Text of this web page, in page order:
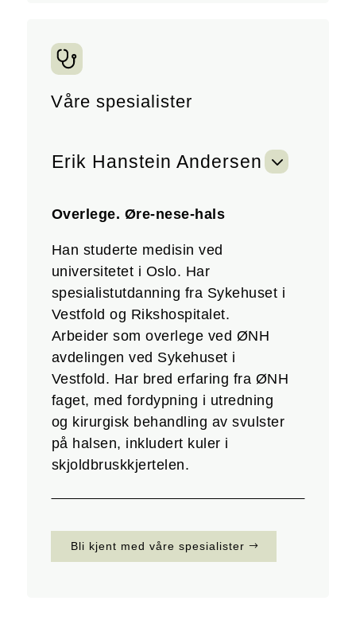
Våre spesialister
Erik Hanstein Andersen 3
Overlege. Øre-nese-hals
Han studerte medisin ved
universitetet i Oslo. Har
spesialistutdanning fra Sykehuset i
Vestfold og Rikshospitalet.
Arbeider som overlege ved ØNH
avdelingen ved Sykehuset i
Vestfold. Har bred erfaring fra ØNH
faget, med fordypning i utredning
og kirurgisk behandling av svulster
på halsen, inkludert kuler i
skjoldbruskkjertelen.
Bli kjent med våre spesialister